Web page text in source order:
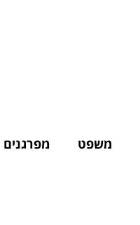
משפט מפרגנים